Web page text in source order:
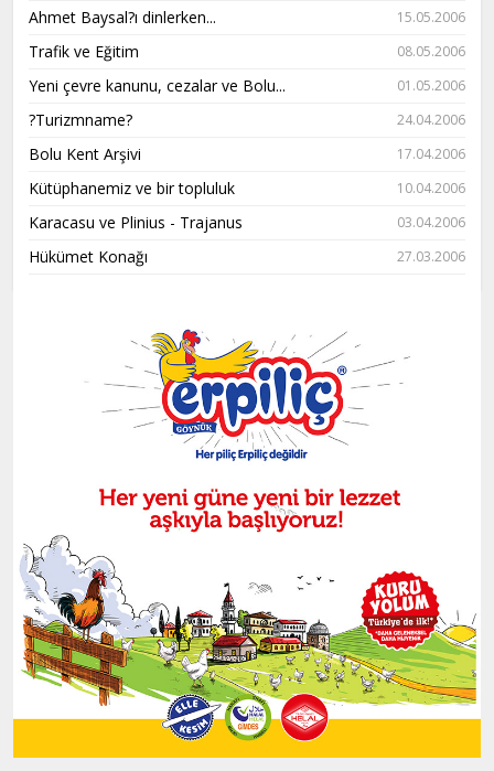
Ahmet Baysal?ı dinlerken... 15.05.2006
Trafik ve Eğitim 08.05.2006
Yeni çevre kanunu, cezalar ve Bolu... 01.05.2006
?Turizmname? 24.04.2006
Bolu Kent Arşivi 17.04.2006
Kütüphanemiz ve bir topluluk 10.04.2006
Karacasu ve Plinius - Trajanus 03.04.2006
Hükümet Konağı 27.03.2006